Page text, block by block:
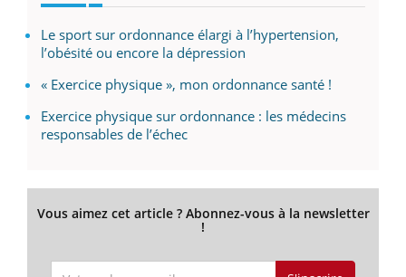
Le sport sur ordonnance élargi à l’hypertension,
l’obésité ou encore la dépression
« Exercice physique », mon ordonnance santé !
Exercice physique sur ordonnance : les médecins
responsables de l’échec
Vous aimez cet article ? Abonnez-vous à la newsletter
!